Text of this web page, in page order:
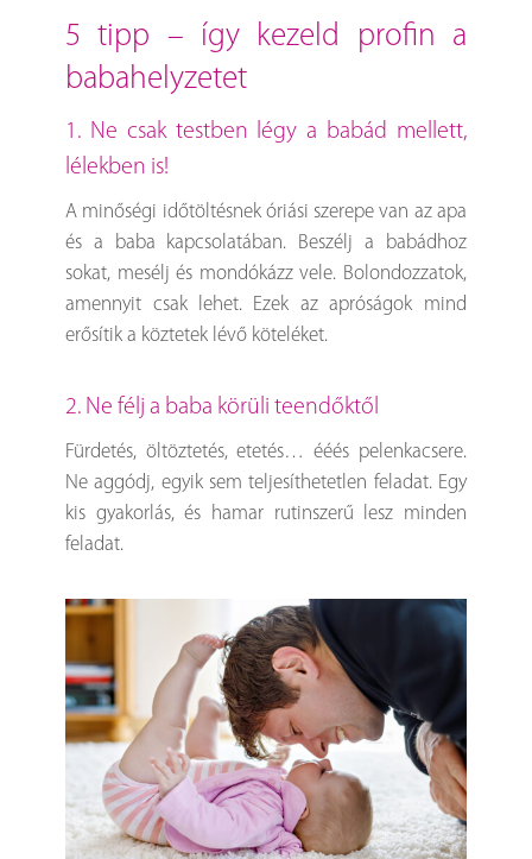
5 tipp – így kezeld profin a
babahelyzetet
1. Ne csak testben légy a babád mellett,
lélekben is!
A minőségi időtöltésnek óriási szerepe van az apa
és a baba kapcsolatában. Beszélj a babádhoz
sokat, mesélj és mondókázz vele. Bolondozzatok,
amennyit csak lehet. Ezek az apróságok mind
erősítik a köztetek lévő köteléket.
2. Ne félj a baba körüli teendőktől
Fürdetés, öltöztetés, etetés… ééés pelenkacsere.
Ne aggódj, egyik sem teljesíthetetlen feladat. Egy
kis gyakorlás, és hamar rutinszerű lesz minden
feladat.